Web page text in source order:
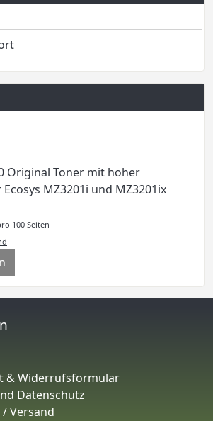
Original Toner mit hoher
MZ3201i und MZ3201ix
100 Seiten
& Widerrufsformular
Datenschutz
Versand